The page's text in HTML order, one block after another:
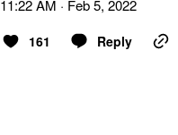
11:22 AM · Feb 5, 2022
161 Reply